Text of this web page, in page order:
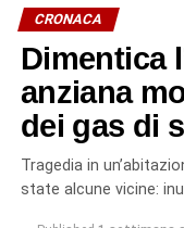
a lavorare e ad
violenza e minacce.
L’indagine è
marocchini
rumeno, sostenuti
dichiarazioni hanno
riscontro da parte
CRONACA
Dimentica
anziana
dei gas di
Tragedia in
state alcune vicine: